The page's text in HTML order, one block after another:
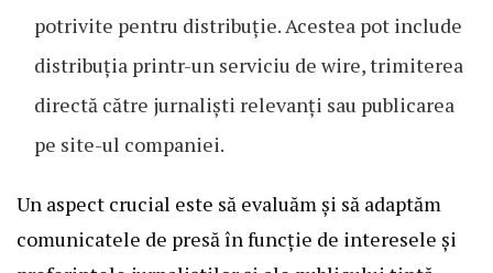
potrivite pentru distribuție. Acestea pot include
distribuția printr-un serviciu de wire, trimiterea
directă către jurnaliști relevanți sau publicarea
pe site-ul companiei.
Un aspect crucial este să evaluăm și să adaptăm
comunicatele de presă în funcție de interesele și